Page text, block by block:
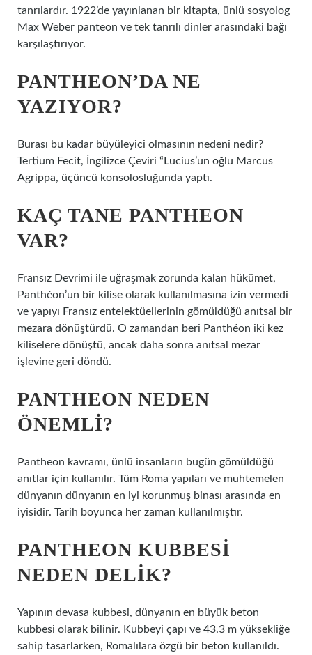
tanrılardır. 1922’de yayınlanan bir kitapta, ünlü sosyolog
Max Weber panteon ve tek tanrılı dinler arasındaki bağı
karşılaştırıyor.
PANTHEON’DA NE
YAZIYOR?
Burası bu kadar büyüleyici olmasının nedeni nedir?
Tertium Fecit, İngilizce Çeviri “Lucius’un oğlu Marcus
Agrippa, üçüncü konsolosluğunda yaptı.
KAÇ TANE PANTHEON
VAR?
Fransız Devrimi ile uğraşmak zorunda kalan hükümet,
Panthéon’un bir kilise olarak kullanılmasına izin vermedi
ve yapıyı Fransız entelektüellerinin gömüldüğü anıtsal bir
mezara dönüştürdü. O zamandan beri Panthéon iki kez
kiliselere dönüştü, ancak daha sonra anıtsal mezar
işlevine geri döndü.
PANTHEON NEDEN
ÖNEMLI?
Pantheon kavramı, ünlü insanların bugün gömüldüğü
anıtlar için kullanılır. Tüm Roma yapıları ve muhtemelen
dünyanın dünyanın en iyi korunmuş binası arasında en
iyisidir. Tarih boyunca her zaman kullanılmıştır.
PANTHEON KUBBESI
NEDEN DELIK?
Yapının devasa kubbesi, dünyanın en büyük beton
kubbesi olarak bilinir. Kubbeyi çapı ve 43.3 m yüksekliğe
sahip tasarlarken, Romalılara özgü bir beton kullanıldı.